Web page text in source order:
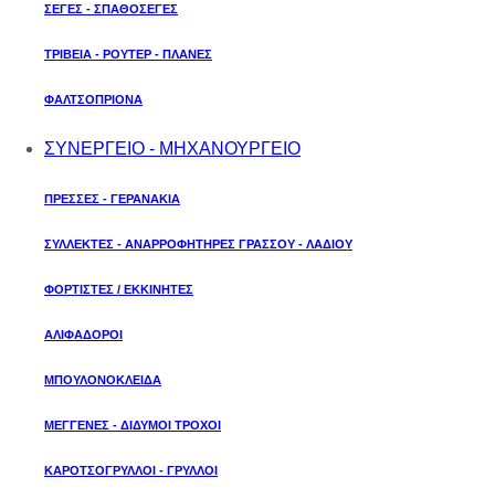
ΣΕΓΕΣ - ΣΠΑΘΟΣΕΓΕΣ
ΤΡΙΒΕΙΑ - ΡΟΥΤΕΡ - ΠΛΑΝΕΣ
ΦΑΛΤΣΟΠΡΙΟΝΑ
ΣΥΝΕΡΓΕΙΟ - ΜΗΧΑΝΟΥΡΓΕΙΟ
ΠΡΕΣΣΕΣ - ΓΕΡΑΝΑΚΙΑ
ΣΥΛΛΕΚΤΕΣ - ΑΝΑΡΡΟΦΗΤΗΡΕΣ ΓΡΑΣΣΟΥ - ΛΑΔΙΟΥ
ΦΟΡΤΙΣΤΕΣ / ΕΚΚΙΝΗΤΕΣ
ΑΛΙΦΑΔΟΡΟΙ
ΜΠΟΥΛΟΝΟΚΛΕΙΔΑ
ΜΕΓΓΕΝΕΣ - ΔΙΔΥΜΟΙ ΤΡΟΧΟΙ
ΚΑΡΟΤΣΟΓΡΥΛΛΟΙ - ΓΡΥΛΛΟΙ